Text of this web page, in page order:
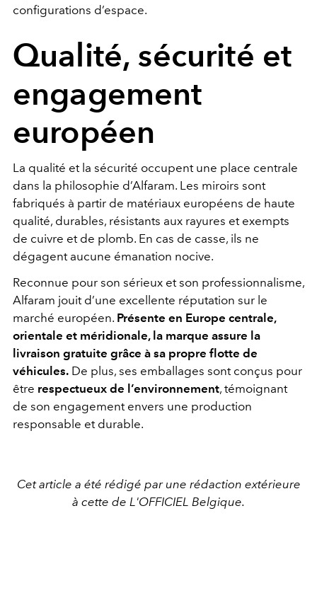
configurations d’espace.
Qualité, sécurité et
engagement
européen
La qualité et la sécurité occupent une place centrale
dans la philosophie d’Alfaram. Les miroirs sont
fabriqués à partir de matériaux européens de haute
qualité, durables, résistants aux rayures et exempts
de cuivre et de plomb. En cas de casse, ils ne
dégagent aucune émanation nocive.
Reconnue pour son sérieux et son professionnalisme,
Alfaram jouit d’une excellente réputation sur le
marché européen. Présente en Europe centrale,
orientale et méridionale, la marque assure la
livraison gratuite grâce à sa propre flotte de
véhicules. De plus, ses emballages sont conçus pour
être respectueux de l’environnement, témoignant
de son engagement envers une production
responsable et durable.
Cet article a été rédigé par une rédaction extérieure
à cette de L'OFFICIEL Belgique.